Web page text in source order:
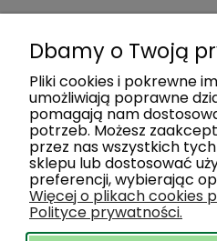
ZAKUPY
POMOC
Dbamy o Twoją
Pliki cookies i pokrewne
umożliwiają poprawne
pomagają nam
potrzeb. Możesz
przez nas wszystkich
sklepu lub dostosować
preferencji, wybierając
Więcej o plikach cookies
Polityce prywatności.